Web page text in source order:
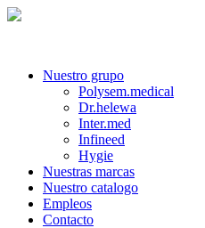
Nuestro grupo
Polysem.medical
Dr.helewa
Inter.med
Infineed
Hygie
Nuestras marcas
Nuestro catalogo
Empleos
Contacto